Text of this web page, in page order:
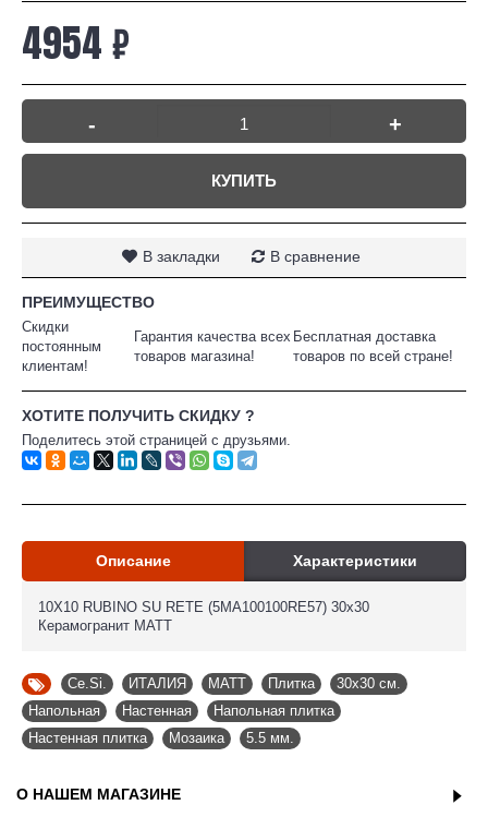
4954 ₽
- +
КУПИТЬ
В закладки В сравнение
ПРЕИМУЩЕСТВО
Скидки
постоянным
клиентам!
Гарантия качества всех
товаров магазина!
Бесплатная доставка
товаров по всей стране!
ХОТИТЕ ПОЛУЧИТЬ СКИДКУ ?
Поделитесь этой страницей с друзьями.
Описание Характеристики
10X10 RUBINO SU RETE (5MA100100RE57) 30x30
Керамогранит MATT
Ce.Si. ИТАЛИЯ MATT Плитка 30x30 см.
Напольная
Настенная Напольная плитка
Настенная плитка
Мозаика 5.5 мм.
О НАШЕМ МАГАЗИНЕ